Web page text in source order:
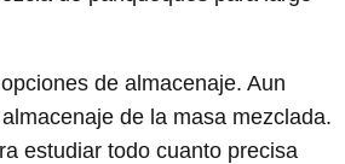
de almacenaje. Aun
de la masa mezclada.
estudiar todo cuanto precisa